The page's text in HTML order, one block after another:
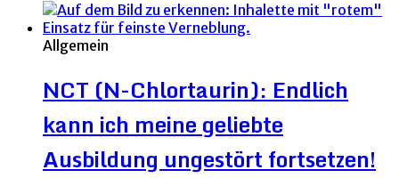
Allgemein
NCT (N-Chlortaurin): Endlich
kann ich meine geliebte
Ausbildung ungestört fortsetzen!